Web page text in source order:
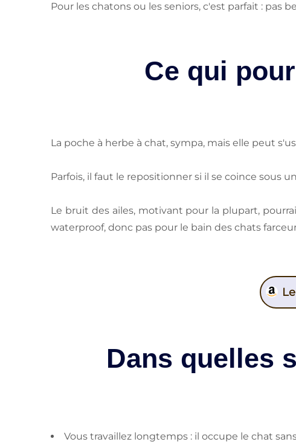
Pour les chatons ou les seniors, c'est parfait : pas
Ce qui
La poche à herbe à chat, sympa, mais elle peut
Parfois, il faut le repositionner si il se coince sous
Le bruit des ailes, motivant pour la plupart,
waterproof, donc pas pour le bain des chats
Dans quelles
Vous travaillez longtemps : il occupe le chat